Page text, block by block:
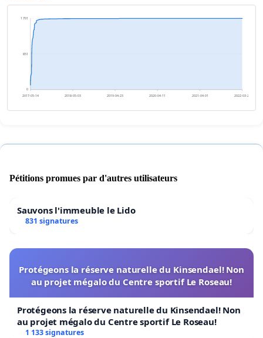
0
851
1 701
2017-05-14 2018-05-03 2019-04-23 2020-04-11 2021-04-01 2022-03-21
Pétitions promues par d'autres utilisateurs
Sauvons l'immeuble le Lido
831 signatures
Protégeons la réserve naturelle du Kinsendael! Non
au projet mégalo du Centre sportif Le Roseau!
Protégeons la réserve naturelle du Kinsendael! Non
au projet mégalo du Centre sportif Le Roseau!
1 133 signatures